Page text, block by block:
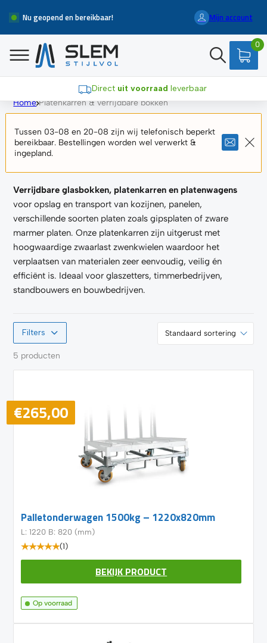
Nu geopend en bereikbaar! Mijn account
0
Directuit voorraadleverbaar
Tussen 03-08 en 20-08 zijn wij telefonisch beperkt
bereikbaar. Bestellingen worden wel verwerkt &
ingepland.
Home Platenkarren & verrijdbare bokken
Platenkarren & verrijdbare
bokken
Verrijdbare glasbokken, platenkarren en platenwagens
voor opslag en transport van kozijnen, panelen,
verschillende soorten platen zoals gipsplaten of zware
marmer platen. Onze platenkarren zijn uitgerust met
hoogwaardige zwaarlast zwenkwielen waardoor het
verplaatsen van materialen zeer eenvoudig, veilig én
efficiënt is. Ideaal voor glaszetters, timmerbedrijven,
standbouwers en bouwbedrijven.
Filters
5 producten
€265,00
Palletonderwagen 1500kg – 1220x820mm
L: 1220 B: 820 (mm)
(1)
BEKIJK PRODUCT
Op voorraad